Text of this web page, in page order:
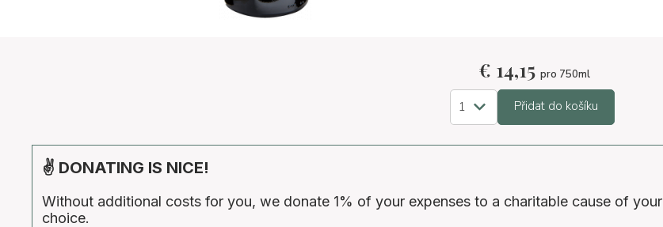
€ 14,15 pro 750ml
Přidat do košíku
✌ DONATING IS NICE!
Without additional costs for you, we donate 1% of your expenses to a charitable cause of your
choice.